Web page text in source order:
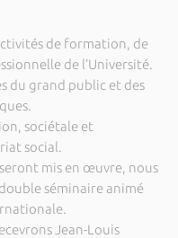
de formation, de
de l’Université.
du grand public et des
sociétale et
social.
mis en œuvre, nous
séminaire animé
Jean-Louis